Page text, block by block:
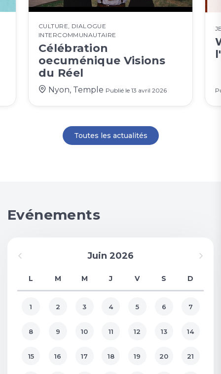
CULTURE, DIALOGUE
INTERCOMMUNAUTAIRE
Célébration
oecuménique Visions
du Réel
Nyon, Temple Publié le 13 avril 2026
Toutes les actualités
Evénements
Juin 2026
L M M J V S D
1 2 3 4 5 6 7
8 9 10 11 12 13 14
15 16 17 18 19 20 21